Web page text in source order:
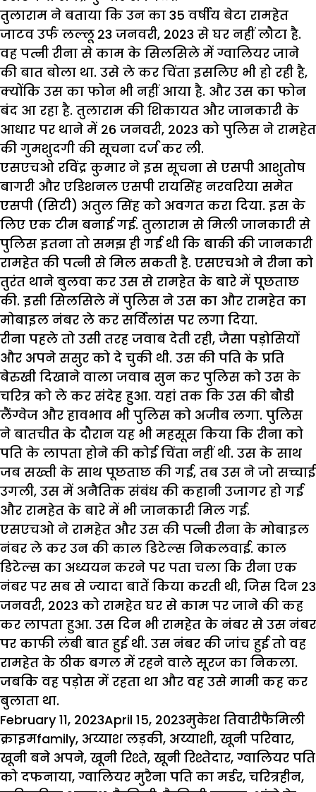
तुलाराम ने बताया कि उन का 35 वर्षीय बेटा रामहेत
जाटव उर्फ लल्लू 23 जनवरी, 2023 से घर नहीं लौटा है.
वह पत्नी रीना से काम के सिलसिले में ग्वालियर जाने
की बात बोला था. उसे ले कर चिंता इसलिए भी हो रही है,
क्योंकि उस का फोन भी नहीं आया है. और उस का फोन
बंद आ रहा है. तुलाराम की शिकायत और जानकारी के
आधार पर थाने में 26 जनवरी, 2023 को पुलिस ने रामहेत
की गुमशुदगी की सूचना दर्ज कर ली.
एसएचओ रविंद्र कुमार ने इस सूचना से एसपी आशुतोष
बागरी और एडिशनल एसपी रायसिंह नरवरिया समेत
एसपी (सिटी) अतुल सिंह को अवगत करा दिया. इस के
लिए एक टीम बनाई गई. तुलाराम से मिली जानकारी से
पुलिस इतना तो समझ ही गई थी कि बाकी की जानकारी
रामहेत की पत्नी से मिल सकती है. एसएचओ ने रीना को
तुरंत थाने बुलवा कर उस से रामहेत के बारे में पूछताछ
की. इसी सिलसिले में पुलिस ने उस का और रामहेत का
मोबाइल नंबर ले कर सर्विलांस पर लगा दिया.
रीना पहले तो उसी तरह जवाब देती रही, जैसा पड़ोसियों
और अपने ससुर को दे चुकी थी. उस की पति के प्रति
बेरुखी दिखाने वाला जवाब सुन कर पुलिस को उस के
चरित्र को ले कर संदेह हुआ. यहां तक कि उस की बौडी
लैंग्वेज और हावभाव भी पुलिस को अजीब लगा. पुलिस
ने बातचीत के दौरान यह भी महसूस किया कि रीना को
पति के लापता होने की कोई चिंता नहीं थी. उस के साथ
जब सख्ती के साथ पूछताछ की गई, तब उस ने जो सच्चाई
उगली, उस में अनैतिक संबंध की कहानी उजागर हो गई
और रामहेत के बारे में भी जानकारी मिल गई.
एसएचओ ने रामहेत और उस की पत्नी रीना के मोबाइल
नंबर ले कर उन की काल डिटेल्स निकलवाई. काल
डिटेल्स का अध्ययन करने पर पता चला कि रीना एक
नंबर पर सब से ज्यादा बातें किया करती थी, जिस दिन 23
जनवरी, 2023 को रामहेत घर से काम पर जाने की कह
कर लापता हुआ. उस दिन भी रामहेत के नंबर से उस नंबर
पर काफी लंबी बात हुई थी. उस नंबर की जांच हुई तो वह
रामहेत के ठीक बगल में रहने वाले सूरज का निकला.
जबकि वह पड़ोस में रहता था और वह उसे मामी कह कर
बुलाता था.
Posted
on
February 11, 2023April 15, 2023Author
मुकेश तिवारीफैमिली
क्राइमTags
family, अय्याश लड़की, अय्याशी, खूनी परिवार,
खूनी बने अपने, खूनी रिश्ते, खूनी रिश्तेदार, ग्वालियर पति
को दफनाया, ग्वालियर मुरैना पति का मर्डर, चरित्रहीन,